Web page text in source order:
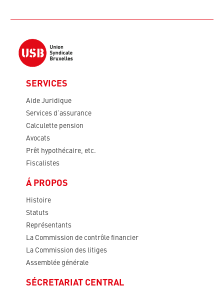
SERVICES
Aide Juridique
Services d’assurance
Calculette pension
Avocats
Prêt hypothécaire, etc.
Fiscalistes
Á PROPOS
Histoire
Statuts
Représentants
La Commission de contrôle financier
La Commission des litiges
Assemblée générale
SÉCRETARIAT CENTRAL